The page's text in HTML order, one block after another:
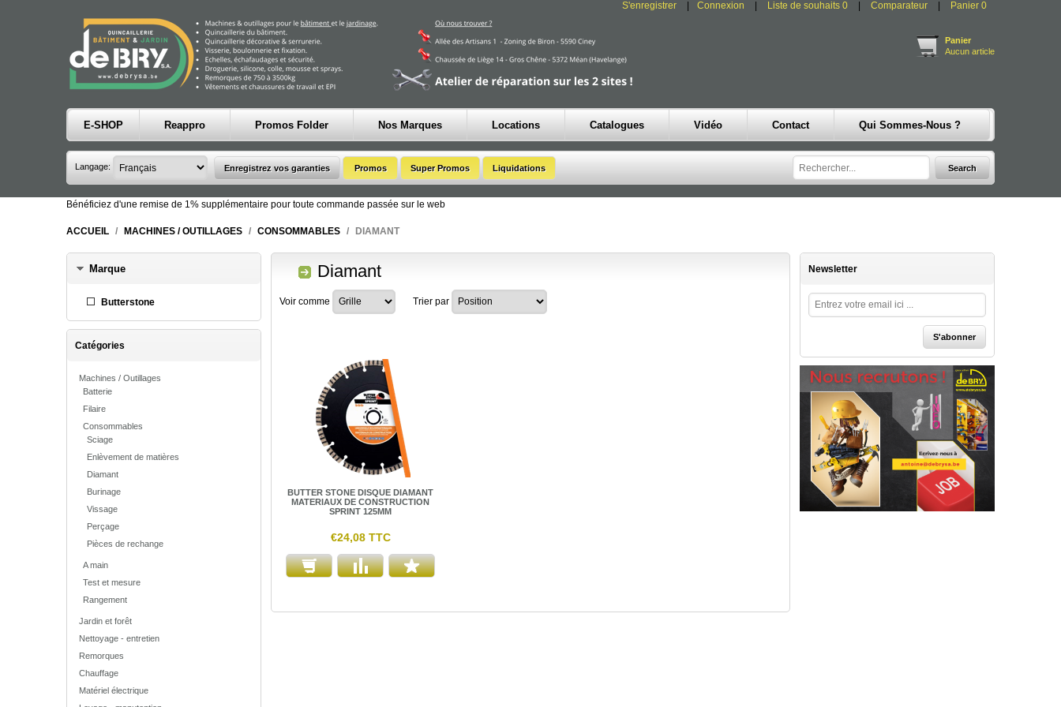
S'enregistrer Connexion Liste de souhaits 0 Comparateur Panier 0
Panier
Aucun article
E-SHOP Reappro Promos Folder Nos Marques Locations Catalogues Vidéo Contact Qui Sommes-Nous ?
Langage:
Bénéficiez d'une remise de 1% supplémentaire pour toute commande passée sur le web
ACCUEIL / MACHINES / OUTILLAGES / CONSOMMABLES / DIAMANT
Marque
Butterstone
Catégories
Machines / Outillages
Batterie
Filaire
Consommables
Sciage
Enlèvement de matières
Diamant
Burinage
Vissage
Perçage
Pièces de rechange
A main
Test et mesure
Rangement
Jardin et forêt
Nettoyage - entretien
Remorques
Chauffage
Matériel électrique
Diamant
Voir comme Trier par
BUTTER STONE DISQUE DIAMANT
MATERIAUX DE CONSTRUCTION
SPRINT 125MM
€24,08 TTC
Newsletter